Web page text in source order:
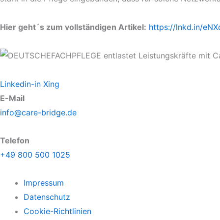
Hier geht´s zum vollständigen Artikel: https://lnkd.in/
Linkedin-in Xing
E-Mail
info@care-bridge.de
Telefon
+49 800 500 1025
Impressum
Datenschutz
Cookie-Richtlinien